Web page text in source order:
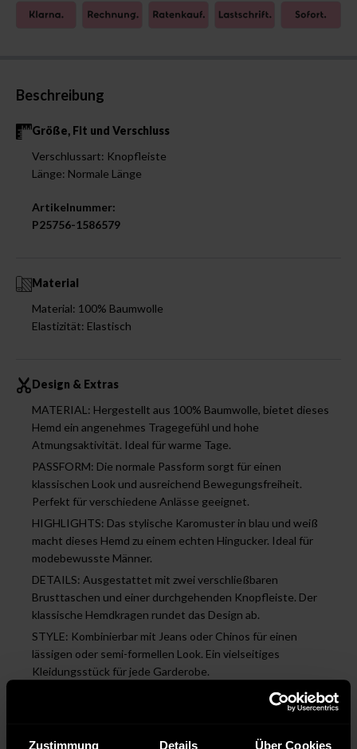
Zustimmung Details Über Cookies
Beschreibung
Größe, Fit und Verschluss
Verschlussart: Knopfleiste
Länge: Normale Länge
Artikelnummer:
P25756-1586579
Material
Material: 100% Baumwolle
Elastizität: Elastisch
Design & Extras
MATERIAL: Hergestellt aus 100% Baumwolle, bietet dieses
Hemd ein angenehmes Tragegefühl und hohe
Atmungsaktivität. Ideal für warme Tage.
PASSFORM: Die normale Passform sorgt für einen
klassischen Look und ausreichend Bewegungsfreiheit.
Perfekt für verschiedene Anlässe geeignet.
HIGHLIGHTS: Das stylische Karomuster in blau und weiß
macht dieses Hemd zu einem echten Hingucker. Ideal für
modebewusste Männer.
DETAILS: Ausgestattet mit zwei verschließbaren
Brusttaschen und einer durchgehenden Knopfleiste. Der
klassische Hemdkragen rundet das Design ab.
STYLE: Kombinierbar mit Jeans oder Chinos für einen
lässigen oder semi-formellen Look. Ein vielseitiges
Kleidungsstück für jede Garderobe.